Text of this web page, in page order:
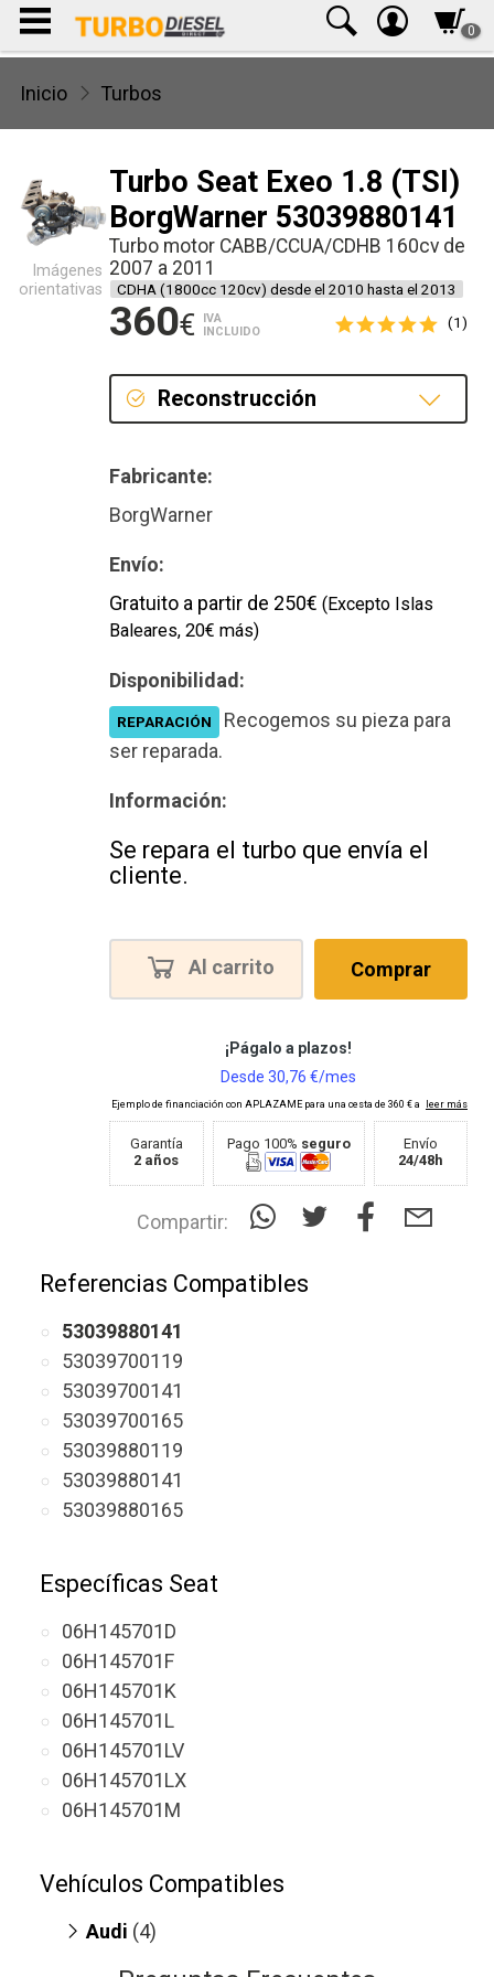
0
Inicio Turbos
Turbo Seat Exeo 1.8 (TSI)
BorgWarner 53039880141
Turbo motor CABB/CCUA/CDHB 160cv de
2007 a 2011
CDHA (1800cc 120cv) desde el 2010 hasta el 2013
360€
IVA
INCLUIDO
(1)
Reconstrucción
Nuevo
Fabricante:
BorgWarner
Envío:
Gratuito a partir de 250€ (Excepto Islas
Baleares, 20€ más)
Disponibilidad:
REPARACIÓN
Recogemos su pieza para
ser reparada.
Información:
Se repara el turbo que envía el
cliente.
Al carrito Comprar
Garantía
2 años
Pago 100% seguro
Envío
24/48h
Compartir:
Imágenes
orientativas
Referencias Compatibles
53039880141
53039700119
53039700141
53039700165
53039880119
53039880141
53039880165
Específicas Seat
06H145701D
06H145701F
06H145701K
06H145701L
06H145701LV
06H145701LX
06H145701M
Vehículos Compatibles
Audi (4)